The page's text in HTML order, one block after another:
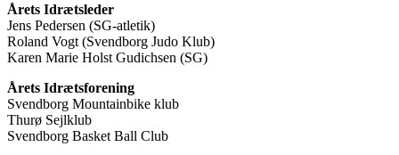
Årets Idrætsleder
Jens Pedersen (SG-atletik)
Roland Vogt (Svendborg Judo Klub)
Karen Marie Holst Gudichsen (SG)
Årets Idrætsforening
Svendborg Mountainbike klub
Thurø Sejlklub
Svendborg Basket Ball Club